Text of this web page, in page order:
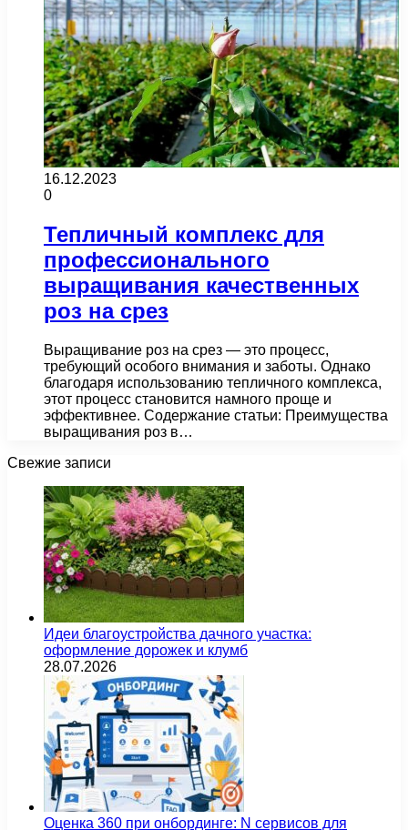
16.12.2023
0
Тепличный комплекс для
профессионального
выращивания качественных
роз на срез
Выращивание роз на срез — это процесс,
требующий особого внимания и заботы. Однако
благодаря использованию тепличного комплекса,
этот процесс становится намного проще и
эффективнее. Содержание статьи: Преимущества
выращивания роз в…
Свежие записи
Идеи благоустройства дачного участка:
оформление дорожек и клумб
28.07.2026
Оценка 360 при онбординге: N сервисов для